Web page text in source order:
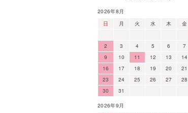
2026年8月
日
月 火 水 木 金
2
3 4 5 6 7
9
10 11 12 13 14
16
17 18 19 20 21
23
24 25 26 27 28
30
31
2026年9月